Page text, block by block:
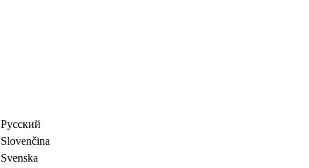
Русский
Slovenčina
Svenska